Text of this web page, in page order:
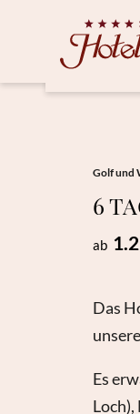
Golf und
6
ab
Das
Es
Loch),